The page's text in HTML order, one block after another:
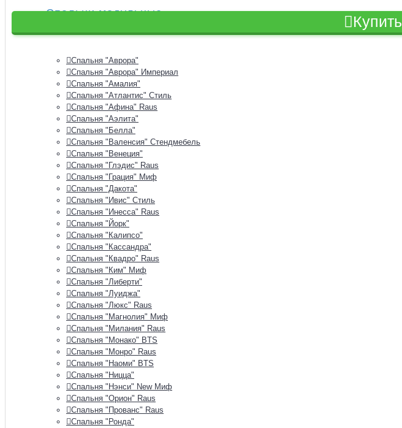
Спальни модульные
Спальня "Аврора"
Спальня "Аврора" Империал
Спальня "Амалия"
Спальня "Атлантис" Стиль
Спальня "Афина" Raus
Спальня "Аэлита"
Спальня "Белла"
Спальня "Валенсия" Стендмебель
Спальня "Венеция"
Спальня "Глэдис" Raus
Спальня "Грация" Миф
Спальня "Дакота"
Спальня "Ивис" Стиль
Спальня "Инесса" Raus
Спальня "Йорк"
Спальня "Калипсо"
Спальня "Кассандра"
Спальня "Квадро" Raus
Спальня "Ким" Миф
Спальня "Либерти"
Спальня "Луиджа"
Спальня "Люкс" Raus
Спальня "Магнолия" Миф
Спальня "Милания" Raus
Спальня "Монако" BTS
Спальня "Монро" Raus
Спальня "Наоми" BTS
Спальня "Ницца"
Спальня "Нэнси" New Миф
Спальня "Орион" Raus
Спальня "Прованс" Raus
Спальня "Ронда"
Купить